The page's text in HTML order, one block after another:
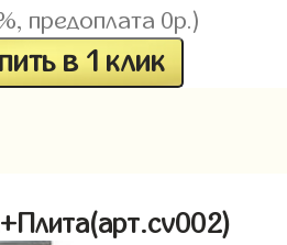
предоплата 0р.)
в 1 клик